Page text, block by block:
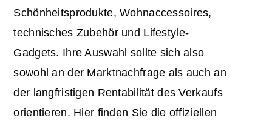
Schönheitsprodukte, Wohnaccessoires,
technisches Zubehör und Lifestyle-
Gadgets. Ihre Auswahl sollte sich also
sowohl an der Marktnachfrage als auch an
der langfristigen Rentabilität des Verkaufs
orientieren. Hier finden Sie die offiziellen